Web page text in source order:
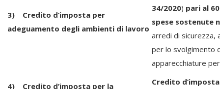
3) Credito d’imposta per
adeguamento degli ambienti di lavoro
34/2020) pari al
spese sostenute
arredi di sicurezza,
per lo svolgimento
apparecchiature
4) Credito d’imposta per la
Credito